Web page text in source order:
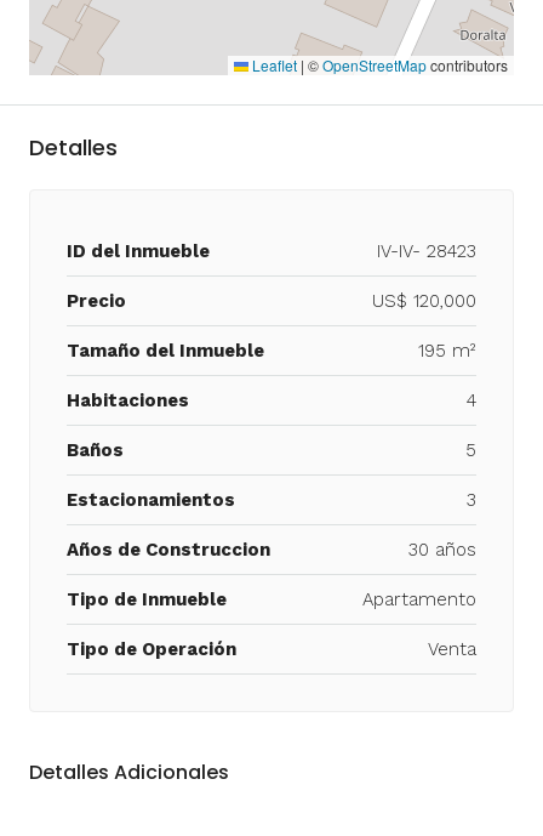
Leaflet | ©OpenStreetMapcontributors
Detalles
ID del Inmueble IV-IV- 28423
Precio US$ 120,000
Tamaño del Inmueble 195 m²
Habitaciones 4
Baños 5
Estacionamientos 3
Años de Construccion 30 años
Tipo de Inmueble Apartamento
Tipo de Operación Venta
Detalles Adicionales